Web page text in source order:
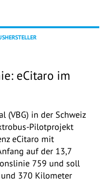
eCitaro im
(VBG) in der Schweiz
Pilotprojekt
eCitaro mit
auf der 13,7
759 und soll
370 Kilometer